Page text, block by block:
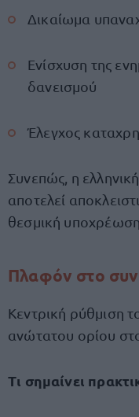
Δικαίωμα
Ενίσχυση της
δανεισμού
Έλεγχος
Συνεπώς, η
αποτελεί
θεσμική υποχρέωση
Πλαφόν στο
Κεντρική ρύθμιση
ανώτατου ορίου
Τι σημαίνει